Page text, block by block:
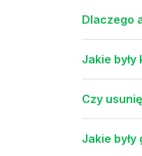
Dlaczego
Jakie
Czy
Jakie